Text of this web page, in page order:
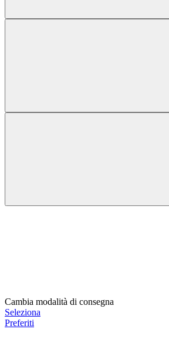
Cambia modalità di consegna
Seleziona
Preferiti